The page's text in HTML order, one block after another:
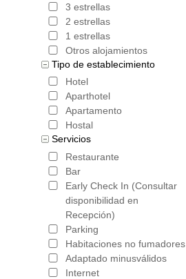
3 estrellas
2 estrellas
1 estrellas
Otros alojamientos
Tipo de establecimiento
Hotel
Aparthotel
Apartamento
Hostal
Servicios
Restaurante
Bar
Early Check In (Consultar
disponibilidad en
Recepción)
Parking
Habitaciones no fumadores
Adaptado minusválidos
Internet